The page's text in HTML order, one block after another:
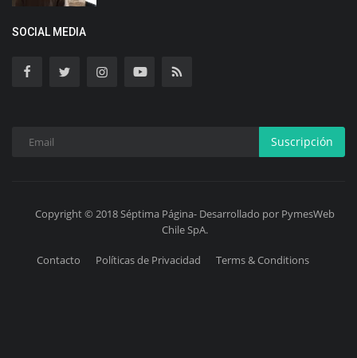
SOCIAL MEDIA
Suscripción
Copyright © 2018 Séptima Página- Desarrollado por PymesWeb
Chile SpA.
Contacto Políticas de Privacidad Terms & Conditions